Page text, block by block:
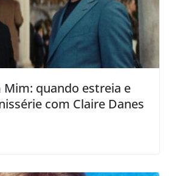
quando estreia e
com Claire Danes